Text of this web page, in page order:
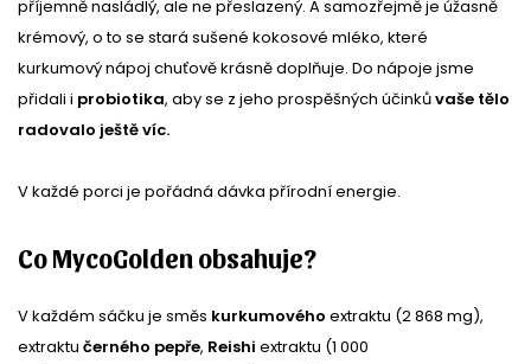
příjemně nasládlý, ale ne přeslazený. A samozřejmě je úžasně
krémový, o to se stará sušené kokosové mléko, které
kurkumový nápoj chuťově krásně doplňuje. Do nápoje jsme
přidali i probiotika, aby se z jeho prospěšných účinkůvaše tělo
radovalo ještě víc.
V každé porci je pořádná dávka přírodní energie.
Co MycoGolden obsahuje?
V každém sáčku je směs kurkumového extraktu (2 868 mg),
extraktu černého pepře, Reishi extraktu (1 000